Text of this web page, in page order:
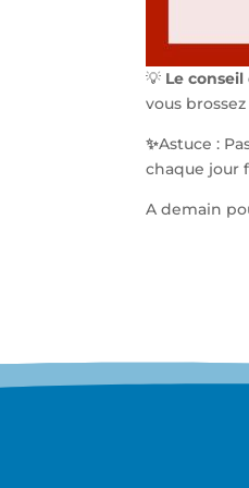
💡 Le
vous
✨Astuce :
chaque jour
A demain